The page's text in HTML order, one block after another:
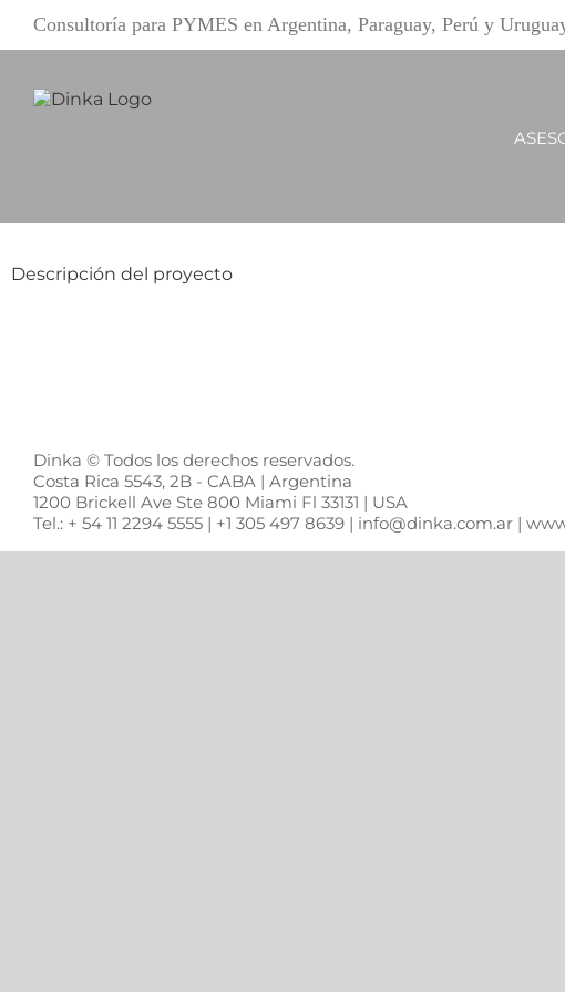
contenido
Consultoría para PYMES en Argentina, Paraguay, Perú y
Descripción del proyecto
Dinka © Todos los derechos reservados.
Costa Rica 5543, 2B - CABA | Argentina
1200 Brickell Ave Ste 800 Miami Fl 33131 | USA
Tel.: + 54 11 2294 5555 | +1 305 497 8639 | info@dinka.com.ar |